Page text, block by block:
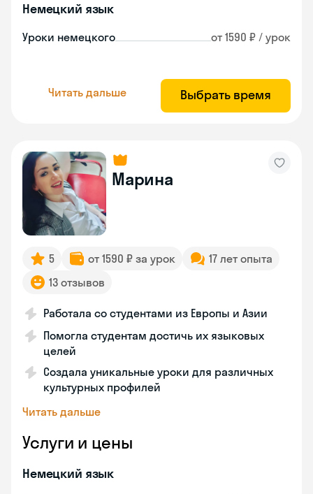
Немецкий язык
Уроки немецкого от 1590 ₽ / урок
Читать дальше Выбрать время
Марина
5 от 1590 ₽ за урок
17 лет опыта
13 отзывов
Работала со студентами из Европы и Азии
Помогла студентам достичь их языковых
целей
Создала уникальные уроки для различных
культурных профилей
Читать дальше
Услуги и цены
Немецкий язык